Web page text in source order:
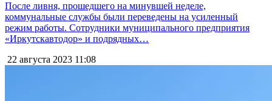
После ливня, прошедшего на минувшей неделе,
коммунальные службы были переведены на усиленный
режим работы. Сотрудники муниципального предприятия
«Иркутскавтодор» и подрядных…
22 августа 2023 11:08